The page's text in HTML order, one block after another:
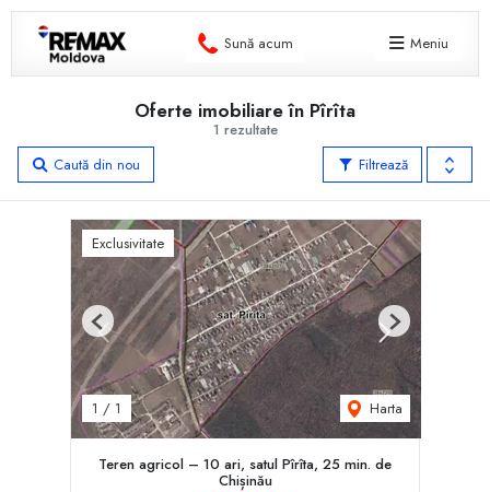
Sună acum Meniu
1 rezultate
Oferte imobiliare în Pîrîta
Filtrează
Caută din nou
Exclusivitate
1 / 1 Harta
Previous Next
Teren agricol – 10 ari, satul Pîrîta, 25 min. de
Chișinău